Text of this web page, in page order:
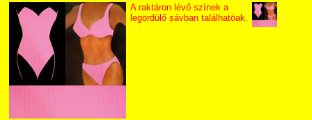
A raktáron lévő színek a
legördülő sávban találhatóak.